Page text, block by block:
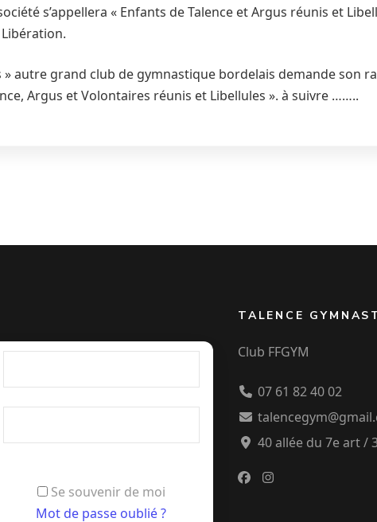
s’appellera « Enfants de Talence et Argus réunis et
» autre grand club de gymnastique bordelais demande son
Argus et Volontaires réunis et Libellules ». à suivre ……..
Se souvenir de moi
Mot de passe oublié ?
TALENCE
Club FFGYM
07 61 82 40 02
40 allée du 7e art /